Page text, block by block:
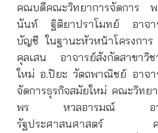
คณบดีคณะวิทยาการจัดการ
นันท์ ฐิติยาปราโมทย์ อาจาร
บัญชี ในฐานะหัวหน้าโครงกา
คุลเสน อาจารย์สังกัดสาขาวิช
ใหม่ อ.ปิยะ วัตถพาณิชย์ อาจา
จัดการธุรกิจสมัยใหม่ คณะวิทย
พร หวลอารมณ์ อาจาร
รัฐประศาสนศาสตร์ คณ